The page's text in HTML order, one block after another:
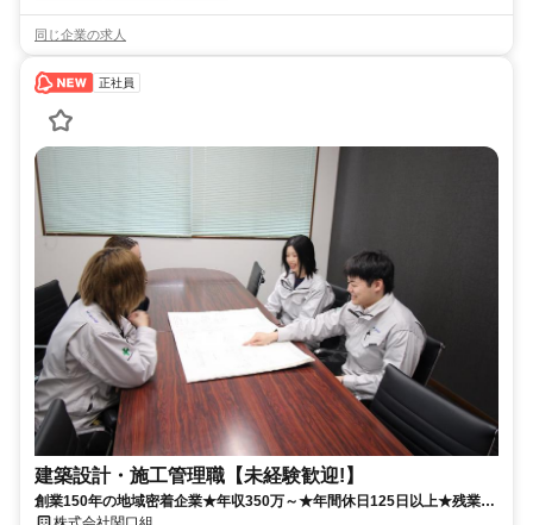
同じ企業の求人
正社員
建築設計・施工管理職【未経験歓迎!】
創業150年の地域密着企業★年収350万～★年間休日125日以上★残業月